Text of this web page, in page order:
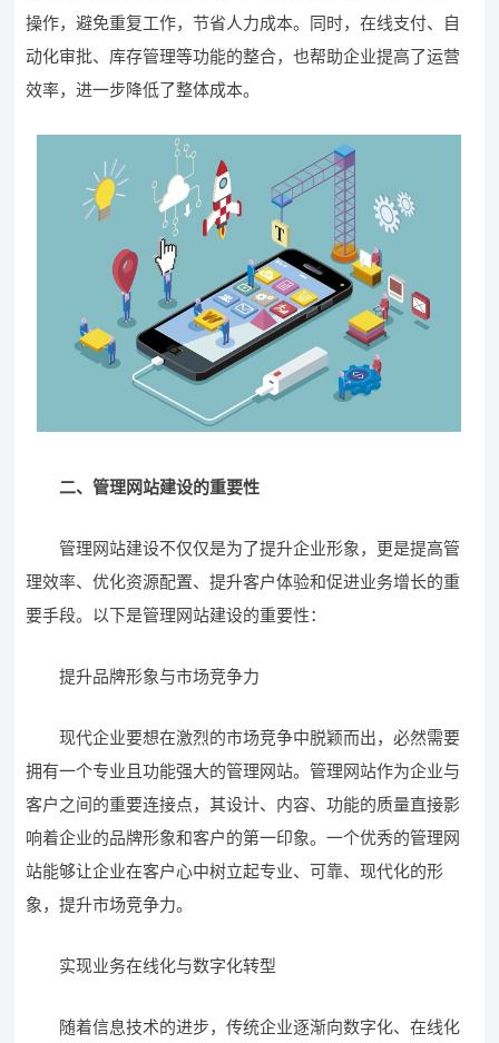
操作，避免重复工作，节省人力成本。同时，在线支付、自
动化审批、库存管理等功能的整合，也帮助企业提高了运营
效率，进一步降低了整体成本。
二、管理网站建设的重要性
管理网站建设不仅仅是为了提升企业形象，更是提高管
理效率、优化资源配置、提升客户体验和促进业务增长的重
要手段。以下是管理网站建设的重要性：
提升品牌形象与市场竞争力
现代企业要想在激烈的市场竞争中脱颖而出，必然需要
拥有一个专业且功能强大的管理网站。管理网站作为企业与
客户之间的重要连接点，其设计、内容、功能的质量直接影
响着企业的品牌形象和客户的第一印象。一个优秀的管理网
站能够让企业在客户心中树立起专业、可靠、现代化的形
象，提升市场竞争力。
实现业务在线化与数字化转型
随着信息技术的进步，传统企业逐渐向数字化、在线化